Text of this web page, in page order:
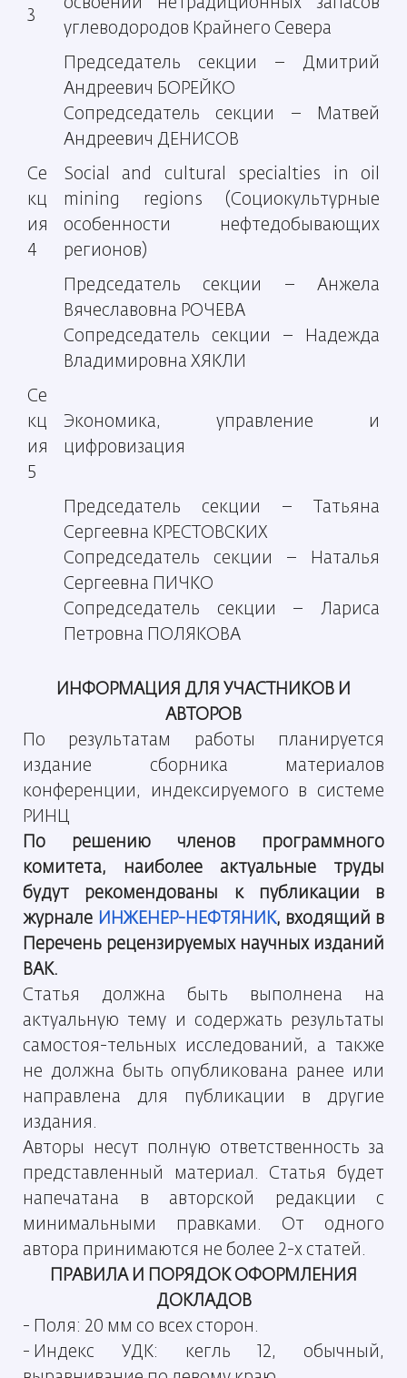
3
углеводородов Крайнего Севера
Председатель секции – Дмитрий
Андреевич БОРЕЙКО
Сопредседатель секции – Матвей
Андреевич ДЕНИСОВ
Се
кц
ия
4
Social and cultural specialties in oil
mining regions (Социокультурные
особенности нефтедобывающих
регионов)
Председатель секции – Анжела
Вячеславовна РОЧЕВА
Сопредседатель секции – Надежда
Владимировна ХЯКЛИ
Се
кц
ия
5
Экономика, управление и
цифровизация
Председатель секции – Татьяна
Сергеевна КРЕСТОВСКИХ
Сопредседатель секции – Наталья
Сергеевна ПИЧКО
Сопредседатель секции – Лариса
Петровна ПОЛЯКОВА
ИНФОРМАЦИЯ ДЛЯ УЧАСТНИКОВ И
АВТОРОВ
По результатам работы планируется
издание сборника материалов
конференции, индексируемого в системе
РИНЦ
По решению членов программного
комитета, наиболее актуальные труды
будут рекомендованы к публикации в
журнале ИНЖЕНЕР-НЕФТЯНИК, входящий в
Перечень рецензируемых научных изданий
ВАК.
Статья должна быть выполнена на
актуальную тему и содержать результаты
самостоя-тельных исследований, а также
не должна быть опубликована ранее или
направлена для публикации в другие
издания.
Авторы несут полную ответственность за
представленный материал. Статья будет
напечатана в авторской редакции с
минимальными правками. От одного
автора принимаются не более 2-х статей.
ПРАВИЛА И ПОРЯДОК ОФОРМЛЕНИЯ
ДОКЛАДОВ
- Поля: 20 мм со всех сторон.
- Индекс УДК: кегль 12, обычный,